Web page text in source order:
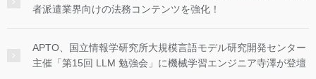
者派遣業界向けの法務コンテンツを強化！
APTO、国立情報学研究所大規模言語モデル研究開発センター
主催「第15回 LLM 勉強会」に機械学習エンジニア寺澤が登壇